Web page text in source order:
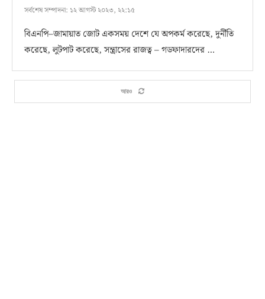
সর্বশেষ সম্পাদনা: ১২ আগস্ট ২০২৩, ২২:১৫
বিএনপি–জামায়াত জোট একসময় দেশে যে অপকর্ম করেছে, দুর্নীতি
করেছে, লুটপাট করেছে, সন্ত্রাসের রাজত্ব – গডফাদারদের …
আরও